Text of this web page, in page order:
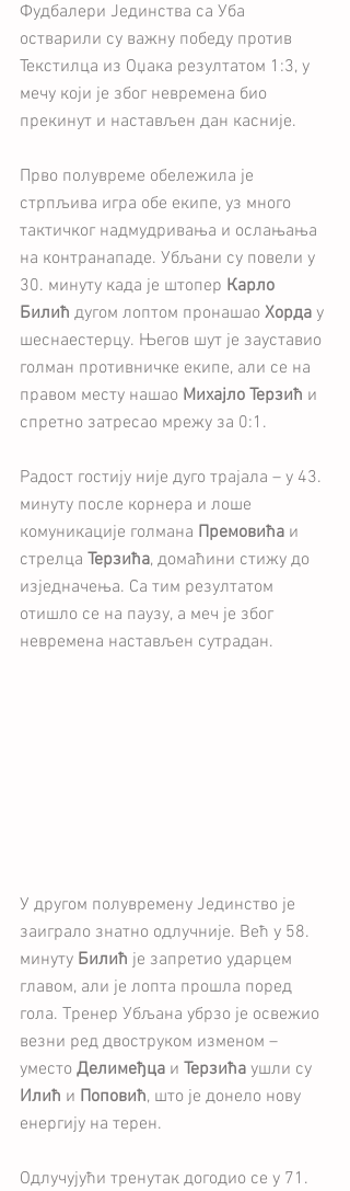
Фудбалери Јединства са Уба
остварили су важну победу против
Текстилца из Оџака резултатом 1:3, у
мечу који је због невремена био
прекинут и настављен дан касније.
Прво полувреме обележила је
стрпљива игра обе екипе, уз много
тактичког надмудривања и ослањања
на контранападе. Убљани су повели у
30. минуту када је штопер Карло
Билић дугом лоптом пронашао Хорда у
шеснаестерцу. Његов шут је зауставио
голман противничке екипе, али се на
правом месту нашао Михајло Терзић и
спретно затресао мрежу за 0:1.
Радост гостију није дуго трајала – у 43.
минуту после корнера и лоше
комуникације голмана Премовића и
стрелца Терзића, домаћини стижу до
изједначења. Са тим резултатом
отишло се на паузу, а меч је због
невремена настављен сутрадан.
У другом полувремену Јединство је
заиграло знатно одлучније. Већ у 58.
минуту Билић је запретио ударцем
главом, али је лопта прошла поред
гола. Тренер Убљана убрзо је освежио
везни ред двоструком изменом –
уместо Делимеђца и Терзића ушли су
Илић и Поповић, што је донело нову
енергију на терен.
Одлучујући тренутак догодио се у 71.